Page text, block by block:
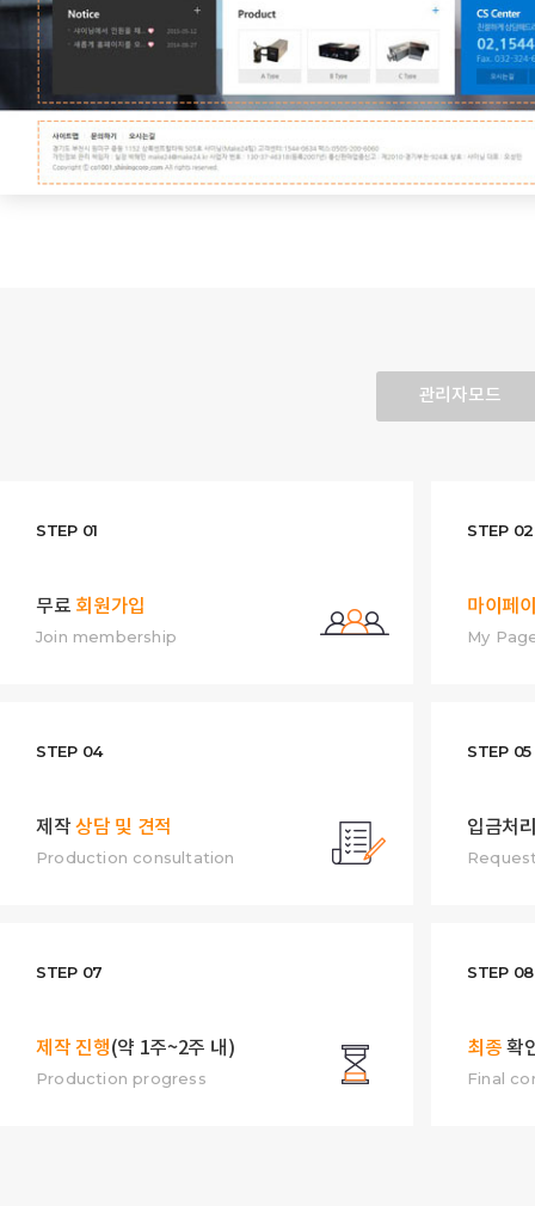
관리자모드
STEP 01
무료 회원가입
Join membership
STEP 02
마이페
My
STEP 04
제작상담 및 견적
Production consultation
STEP 05
입금처
STEP 07
제작 진행(약 1주~2주 내)
Production progress
STEP 08
최종 확
Final